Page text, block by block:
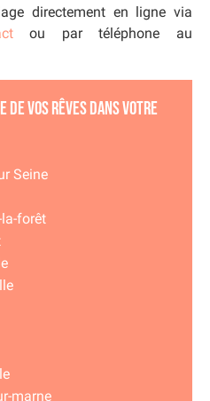
directement en ligne via
ou par téléphone au
de vos rêves dans votre
Seine
la-forêt
marne